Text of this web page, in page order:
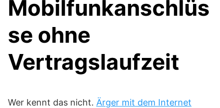
Mobilfunkanschlüs
se ohne
Vertragslaufzeit
Wer kennt das nicht. Ärger mit dem Internet